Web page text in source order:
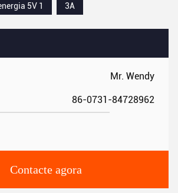
Mr. Wendy
86-0731-84728962
Contacte agora
5V 1 3A